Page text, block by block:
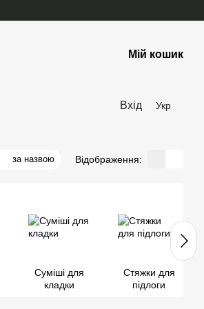
Мій кошик
Вхід Укр
за назвою Відображення:
Суміші для
кладки
Стяжки для
підлоги